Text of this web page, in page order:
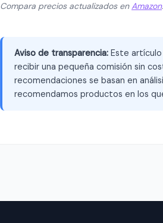
Compara precios actualizados enAmazon.
Aviso de transparencia: Este
recibir una pequeña comisión sin
recomendaciones se basan en
recomendamos productos en los